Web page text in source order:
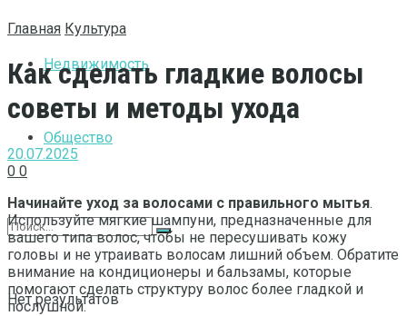
Недвижимость
Общество
Нет результатов
Главная Культура
Как сделать гладкие волосы
советы и методы ухода
20.07.2025
0 0
Начинайте уход за волосами с правильного мытья.
Используйте мягкие шампуни, предназначенные для
вашего типа волос, чтобы не пересушивать кожу
головы и не утраивать волосам лишний объем. Обратите
внимание на кондиционеры и бальзамы, которые
помогают сделать структуру волос более гладкой и
послушной.